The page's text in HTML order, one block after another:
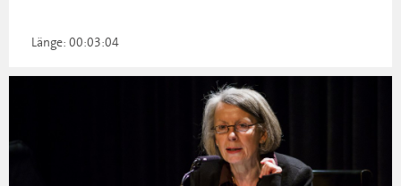
Länge: 00:03:04